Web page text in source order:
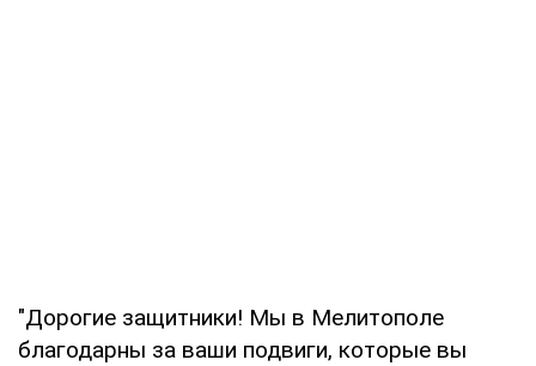
"Дорогие защитники! Мы в Мелитополе
благодарны за ваши подвиги, которые вы